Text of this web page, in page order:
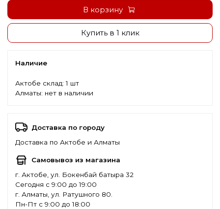
В корзину
Купить в 1 клик
Наличие
Актобе склад:1 шт
Алматы: нет в наличии
Доставка по городу
Доставка по Актобе и Алматы
Самовывоз из магазина
г. Актобе, ул. Бокенбай батыра 32
Сегодня с 9:00 до 19:00
г. Алматы, ул. Ратушного 80.
Пн-Пт с 9:00 до 18:00